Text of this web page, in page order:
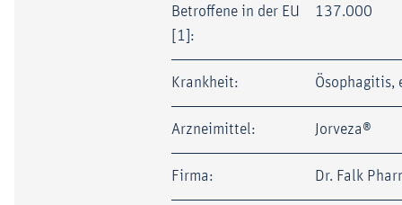
Betroffene in der EU
[1]:
137.000
Krankheit: Ösophagitis,
Arzneimittel: Jorveza®
Firma: Dr. Falk